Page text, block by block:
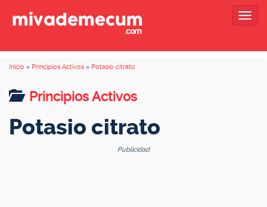
Inicio » Principios Activos » Potasio citrato
Principios Activos
Potasio citrato
Publicidad